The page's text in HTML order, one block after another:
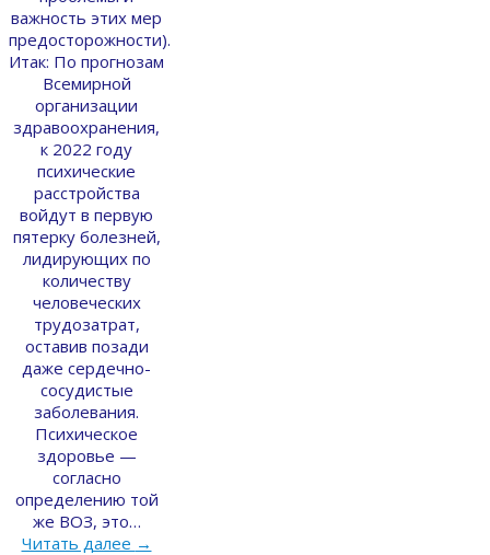
важность этих мер
предосторожности).
Итак: По прогнозам
Всемирной
организации
здравоохранения,
к 2022 году
психические
расстройства
войдут в первую
пятерку болезней,
лидирующих по
количеству
человеческих
трудозатрат,
оставив позади
даже сердечно-
сосудистые
заболевания.
Психическое
здоровье —
согласно
определению той
же ВОЗ, это…
Читать далее →